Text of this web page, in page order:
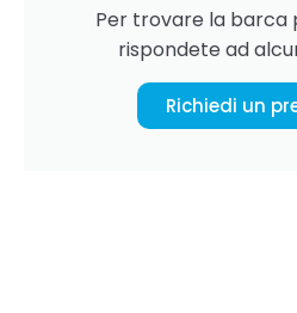
Per trovare la barca
rispondete ad
Richiedi un